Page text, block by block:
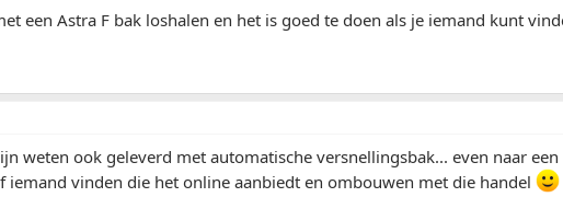
een Astra F bak loshalen en het is goed te doen als je iemand kunt
weten ook geleverd met automatische versnellingsbak... even naar
iemand vinden die het online aanbiedt en ombouwen met die handel